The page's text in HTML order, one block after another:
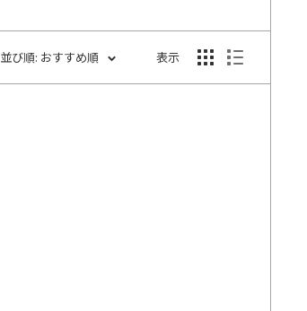
並び順: おすすめ順 表示